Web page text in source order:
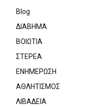
Blog
ΔΙΑΒΗΜΑ
ΒΟΙΩΤΙΑ
ΣΤΕΡΕΑ
ΕΝΗΜΕΡΩΣΗ
ΑΘΛΗΤΙΣΜΟΣ
ΛΙΒΑΔΕΙΑ